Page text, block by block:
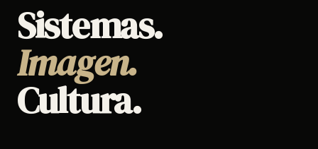
Sistemas.
Imagen.
Cultura.